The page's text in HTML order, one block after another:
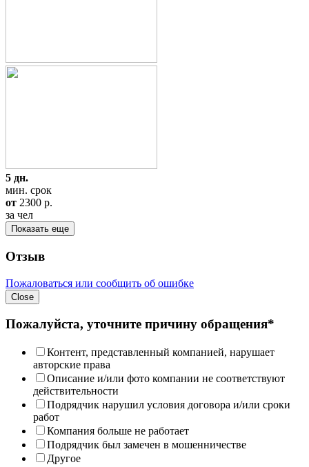
5 дн.
мин. срок
от 2300 p.
за чел
Показать еще
Отзыв
Пожаловаться или сообщить об ошибке
Close
Пожалуйста, уточните причину обращения*
Контент, представленный компанией, нарушает
авторские права
Описание и/или фото компании не соответствуют
действительности
Подрядчик нарушил условия договора и/или сроки
работ
Компания больше не работает
Подрядчик был замечен в мошенничестве
Другое